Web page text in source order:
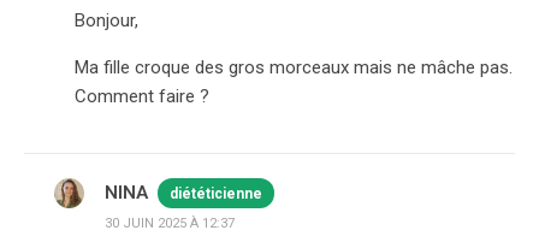
Bonjour,
Ma fille croque des gros morceaux mais ne mâche pas.
Comment faire ?
NINA diététicienne
30 JUIN 2025 À 12:37